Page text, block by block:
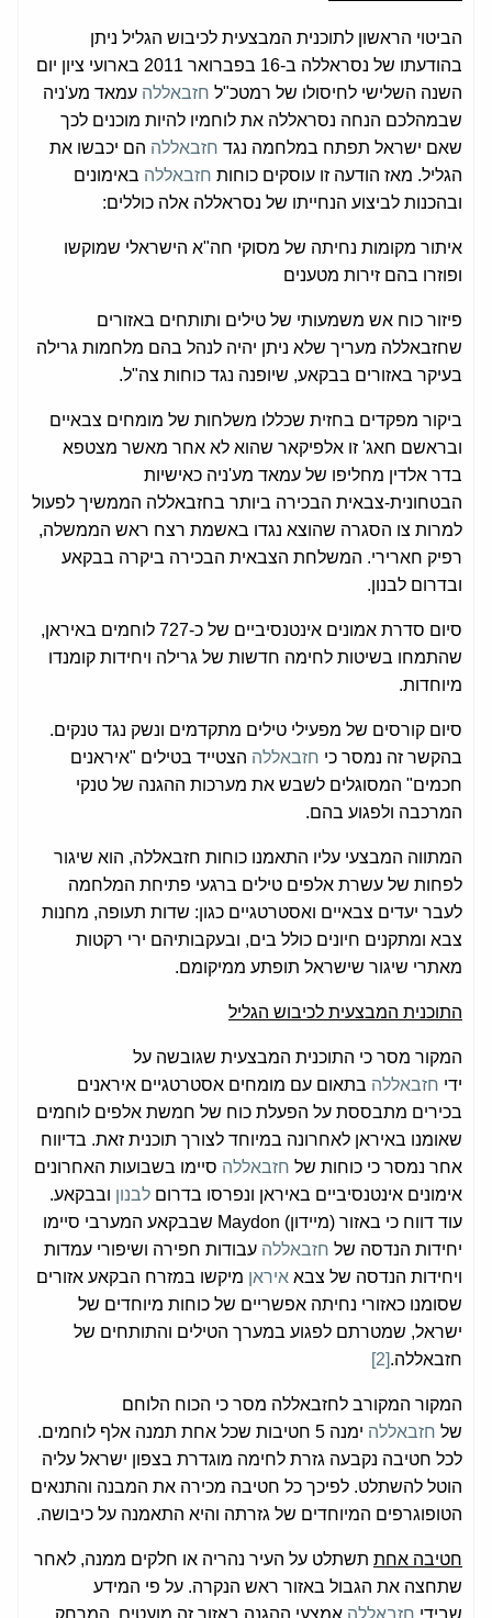
הביטוי הראשון לתוכנית המבצעית לכיבוש הגליל ניתן
בהודעתו של נסראללה ב-16 בפברואר 2011 בארועי ציון יום
השנה השלישי לחיסולו של רמטכ"ל חזבאללה עמאד מע'ניה
שבמהלכם הנחה נסראללה את לוחמיו להיות מוכנים לכך
שאם ישראל תפתח במלחמה נגד חזבאללה הם יכבשו את
הגליל. מאז הודעה זו עוסקים כוחות חזבאללה באימונים
ובהכנות לביצוע הנחייתו של נסראללה אלה כוללים:
איתור מקומות נחיתה של מסוקי חה"א הישראלי שמוקשו
ופוזרו בהם זירות מטענים
פיזור כוח אש משמעותי של טילים ותותחים באזורים
שחזבאללה מעריך שלא ניתן יהיה לנהל בהם מלחמות גרילה
בעיקר באזורים בבקאע, שיופנה נגד כוחות צה"ל.
ביקור מפקדים בחזית שכללו משלחות של מומחים צבאיים
ובראשם חאג' זו אלפיקאר שהוא לא אחר מאשר מצטפא
בדר אלדין מחליפו של עמאד מע'ניה כאישיות
הבטחונית-צבאית הבכירה ביותר בחזבאללה הממשיך לפעול
למרות צו הסגרה שהוצא נגדו באשמת רצח ראש הממשלה,
רפיק חארירי. המשלחת הצבאית הבכירה ביקרה בבקאע
ובדרום לבנון.
סיום סדרת אמונים אינטנסיביים של כ-727 לוחמים באיראן,
שהתמחו בשיטות לחימה חדשות של גרילה ויחידות קומנדו
מיוחדות.
סיום קורסים של מפעילי טילים מתקדמים ונשק נגד טנקים.
בהקשר זה נמסר כי חזבאללה הצטייד בטילים "איראנים
חכמים" המסוגלים לשבש את מערכות ההגנה של טנקי
המרכבה ולפגוע בהם.
המתווה המבצעי עליו התאמנו כוחות חזבאללה, הוא שיגור
לפחות של עשרת אלפים טילים ברגעי פתיחת המלחמה
לעבר יעדים צבאיים ואסטרטגיים כגון: שדות תעופה, מחנות
צבא ומתקנים חיונים כולל בים, ובעקבותיהם ירי רקטות
מאתרי שיגור שישראל תופתע ממיקומם.
התוכנית המבצעית לכיבוש הגליל
המקור מסר כי התוכנית המבצעית שגובשה על
ידי חזבאללה בתאום עם מומחים אסטרטגיים איראנים
בכירים מתבססת על הפעלת כוח של חמשת אלפים לוחמים
שאומנו באיראן לאחרונה במיוחד לצורך תוכנית זאת. בדיווח
אחר נמסר כי כוחות של חזבאללה סיימו בשבועות האחרונים
אימונים אינטנסיביים באיראן ונפרסו בדרום לבנון ובבקאע.
עוד דווח כי באזור (מיידון) Maydon שבבקאע המערבי סיימו
יחידות הנדסה של חזבאללה עבודות חפירה ושיפורי עמדות
ויחידות הנדסה של צבא איראן מיקשו במזרח הבקאע אזורים
שסומנו כאזורי נחיתה אפשריים של כוחות מיוחדים של
ישראל, שמטרתם לפגוע במערך הטילים והתותחים של
חזבאללה.[2]
המקור המקורב לחזבאללה מסר כי הכוח הלוחם
של חזבאללה
ימנה 5 חטיבות שכל אחת תמנה אלף לוחמים.
לכל חטיבה נקבעה גזרת לחימה מוגדרת בצפון ישראל עליה
הוטל להשתלט. לפיכך כל חטיבה מכירה את המבנה והתנאים
הטופוגרפים המיוחדים של גזרתה והיא התאמנה על כיבושה.
חטיבה אחת תשתלט על העיר נהריה או חלקים ממנה, לאחר
שתחצה את הגבול באזור ראש הנקרה. על פי המידע
שבידי חזבאללה אמצעי ההגנה באזור זה מועטים, המרחק